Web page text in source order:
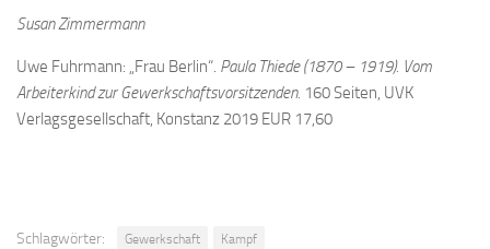
Susan Zimmermann
Uwe Fuhrmann: „Frau Berlin“. Paula Thiede (1870 – 1919). Vom
Arbeiterkind zur Gewerkschafts­vorsitzenden. 160 Seiten, UVK
Verlagsgesellschaft, Konstanz 2019 EUR 17,60
Schlagwörter: Gewerkschaft Kampf